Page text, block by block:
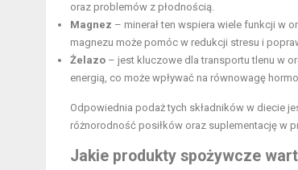
oraz problemów z płodnością.
Magnez – minerał ten wspiera wiele funkcji w
magnezu może pomóc w redukcji stresu i
Żelazo – jest kluczowe dla transportu tlenu w
energią, co może wpływać na równowagę
Odpowiednia podaż tych składników w diecie
różnorodność posiłków oraz suplementację w
Jakie produkty spożywcze